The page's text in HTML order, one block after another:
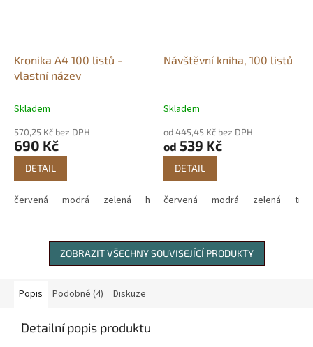
Kronika A4 100 listů -
vlastní název
Skladem
570,25 Kč bez DPH
690 Kč
DETAIL
červená modrá zelená hnědá
Návštěvní kniha, 100 listů
Skladem
od 445,45 Kč bez DPH
od 539 Kč
DETAIL
červená modrá zelená tm.
ZOBRAZIT VŠECHNY SOUVISEJÍCÍ PRODUKTY
Popis Podobné (4) Diskuze
Detailní popis produktu